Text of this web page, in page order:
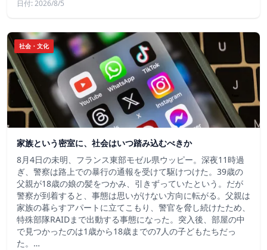
日付: 2026/8/5
社会・文化
家族という密室に、社会はいつ踏み込むべきか
8月4日の未明、フランス東部モゼル県ウッピー。深夜11時過
ぎ、警察は路上での暴行の通報を受けて駆けつけた。39歳の
父親が18歳の娘の髪をつかみ、引きずっていたという。だが
警察が到着すると、事態は思いがけない方向に転がる。父親は
家族の暮らすアパートに立てこもり、警官を脅し続けたため、
特殊部隊RAIDまで出動する事態になった。突入後、部屋の中
で見つかったのは1歳から18歳までの7人の子どもたちだっ
た。…